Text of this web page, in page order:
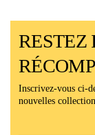
RESTEZ
Inscrivez-vous ci-
nouvelles